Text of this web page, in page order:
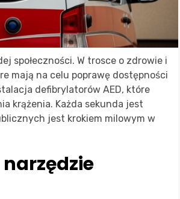
społeczności. W trosce o zdrowie i
mają na celu poprawę dostępności
defibrylatorów AED, które
krążenia. Każda sekunda jest
jest krokiem milowym w